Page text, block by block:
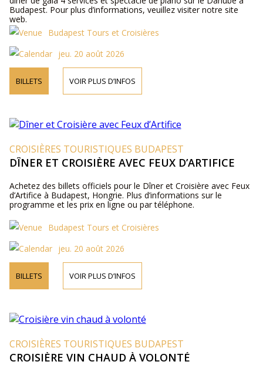
Budapest. Pour plus d’informations, veuillez visiter notre site
web.
Budapest Tours et Croisières
jeu. 20 août 2026
BILLETS VOIR PLUS D’INFOS
CROISIÈRES TOURISTIQUES BUDAPEST
DÎNER ET CROISIÈRE AVEC FEUX D’ARTIFICE
Achetez des billets officiels pour le Dîner et Croisière avec Feux
d’Artifice à Budapest, Hongrie. Plus d’informations sur le
programme et les prix en ligne ou par téléphone.
Budapest Tours et Croisières
jeu. 20 août 2026
BILLETS VOIR PLUS D’INFOS
CROISIÈRES TOURISTIQUES BUDAPEST
CROISIÈRE VIN CHAUD À VOLONTÉ